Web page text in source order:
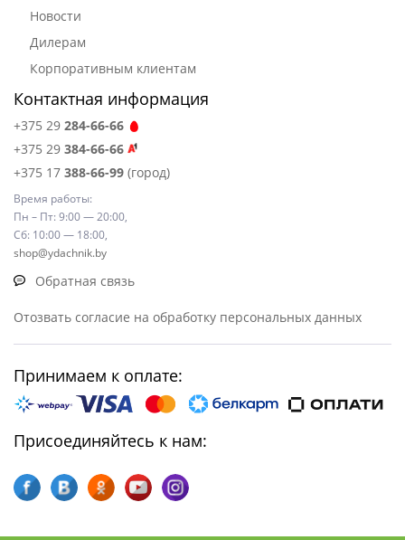
Новости
Дилерам
Корпоративным клиентам
Контактная информация
+375 29 284-66-66
+375 29 384-66-66
+375 17 388-66-99 (город)
Время работы:
Пн – Пт: 9:00 — 20:00,
Сб: 10:00 — 18:00,
shop@ydachnik.by
Обратная связь
Отозвать согласие на обработку персональных данных
Принимаем к оплате:
Присоединяйтесь к нам: